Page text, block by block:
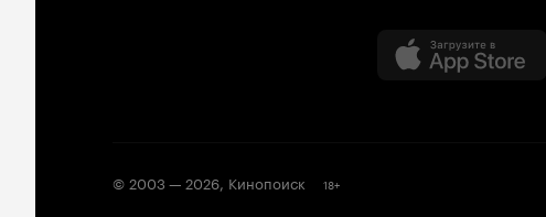
© 2003 —2026, Кинопоиск 18+